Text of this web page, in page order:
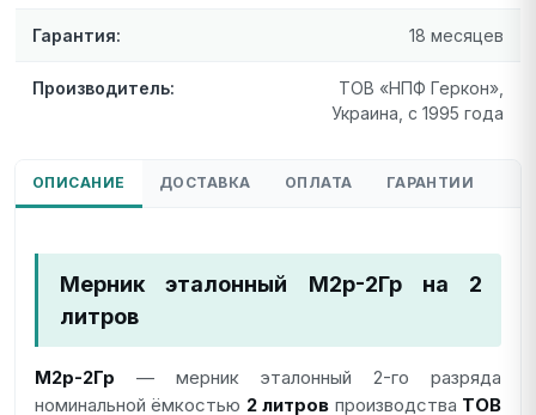
Гарантия: 18 месяцев
Производитель:
ТОВ «НПФ Геркон»,
Украина, с 1995 года
ОПИСАНИЕ ДОСТАВКА ОПЛАТА ГАРАНТИИ
Мерник эталонный М2р-2Гр на 2
литров
М2р-2Гр — мерник эталонный 2-го разряда
номинальной ёмкостью 2 литров производства ТОВ